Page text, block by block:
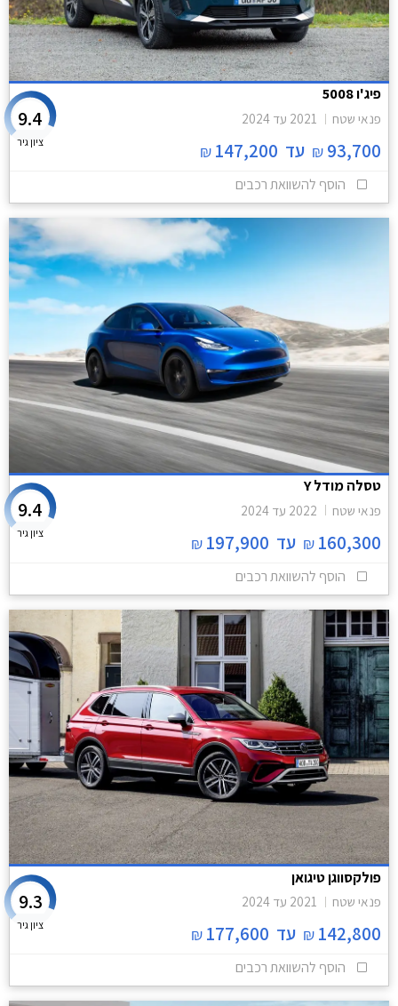
פיג'ו 5008
פנאי שטח 2021 עד 2024
93,700
₪ עד 147,200
₪
9.4
ציון גיר
הוסף להשוואת רכבים
טסלה מודל Y
פנאי שטח 2022 עד 2024
160,300
₪ עד 197,900
₪
9.4
ציון גיר
הוסף להשוואת רכבים
פולקסווגן טיגואן
פנאי שטח 2021 עד 2024
142,800
₪ עד 177,600
₪
9.3
ציון גיר
הוסף להשוואת רכבים